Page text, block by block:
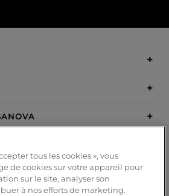
tous les cookies », vous
de cookies sur votre appareil pour
sur le site, analyser son
à nos efforts de marketing.